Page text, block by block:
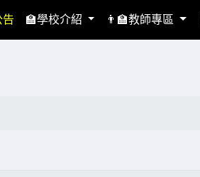
告 🏫學校介紹 👨‍🏫教師專區